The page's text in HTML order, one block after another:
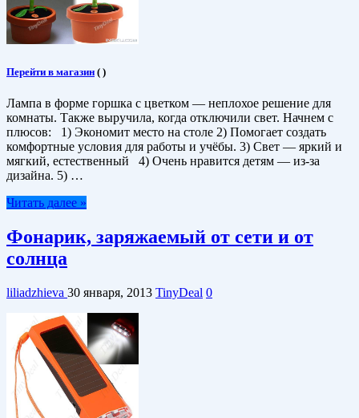
Перейти в магазин ( )
Лампа в форме горшка с цветком — неплохое решение для
комнаты. Также выручила, когда отключили свет. Начнем с
плюсов: 1) Экономит место на столе 2) Помогает создать
комфортные условия для работы и учёбы. 3) Свет — яркий и
мягкий, естественный 4) Очень нравится детям — из-за
дизайна. 5) …
Читать далее »
Фонарик, заряжаемый от сети и от
солнца
liliadzhieva 30 января, 2013 TinyDeal 0